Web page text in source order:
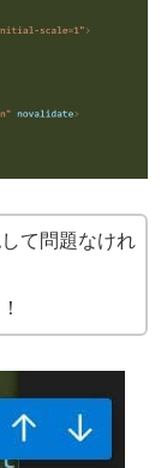
て問題なけれ